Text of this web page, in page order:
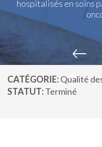
hospitalisés en soins
CATÉGORIE Qualité
STATUT Terminé